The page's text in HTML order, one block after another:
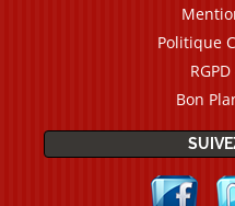
Politique
Bon